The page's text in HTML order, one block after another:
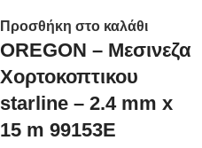
Προσθήκη στο καλάθι
OREGON – Μεσινεζα
Χορτοκοπτικου
starline – 2.4 mm x
15 m 99153E